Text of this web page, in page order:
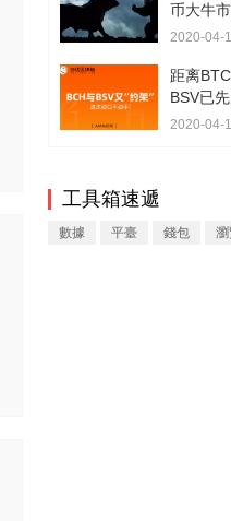
币大牛
2020-04-
距离
BSV已
2020-04-
工具箱速遞
數據 平臺 錢包 瀏